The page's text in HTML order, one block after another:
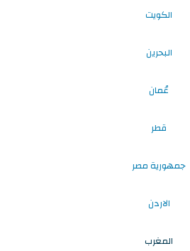
الكويت
البحرين
عُمان
قطر
جمهورية مصر
الاردن
المغرب